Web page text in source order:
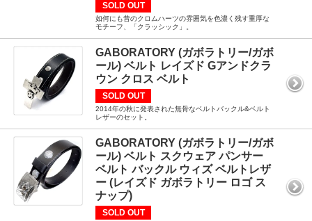
SOLD OUT
如何にも昔のクロムハーツの雰囲気を色濃く残す重厚な
モチーフ、「クラッシック」。
GABORATORY (ガボラトリー/ガボ
ール) ベルト レイズド Gアンドクラ
ウン クロス ベルト
SOLD OUT
2014年の秋に発表された無骨なベルトバックル&ベルト
レザーのセット。
GABORATORY (ガボラトリー/ガボ
ール) ベルト スクウェア パンサー
ベルト バックル ウィズ ベルトレザ
ー (レイズド ガボラトリー ロゴ ス
ナップ)
SOLD OUT